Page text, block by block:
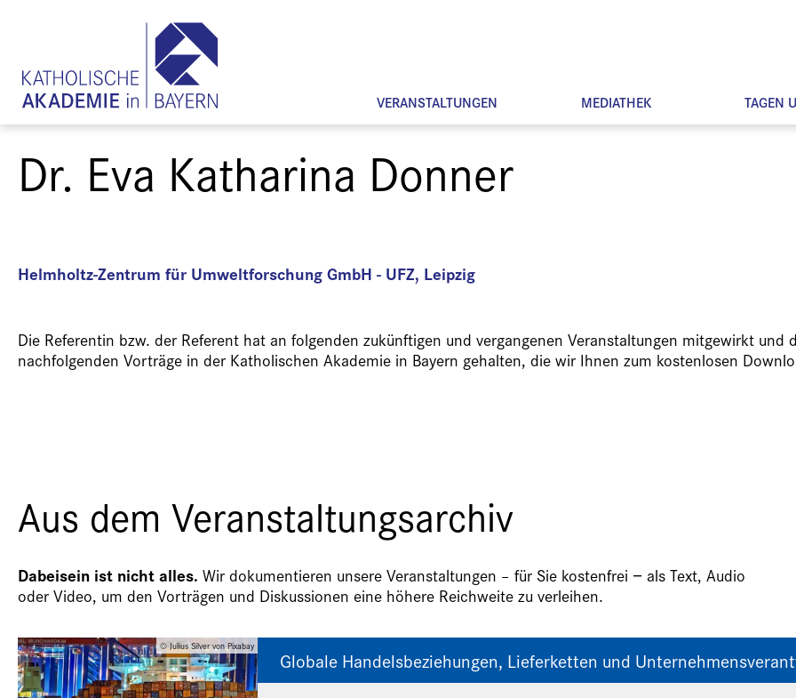
VERANSTALTUNGEN MEDIATHEK TAGEN
Dr. Eva Katharina Donner
Helmholtz-Zentrum für Umweltforschung GmbH - UFZ, Leipzig
Die Referentin bzw. der Referent hat an folgenden zukünftigen und vergangenen Veranstaltungen mitgewirkt und
nachfolgenden Vorträge in der Katholischen Akademie in Bayern gehalten, die wir Ihnen zum kostenlosen
Aus dem Veranstaltungsarchiv
Dabeisein ist nicht alles. Wir dokumentieren unsere Veranstaltungen – für Sie kostenfrei − als Text, Audio
oder Video, um den Vorträgen und Diskussionen eine höhere Reichweite zu verleihen.
© Julius Silver von Pixabay
Globale Handelsbeziehungen, Lieferketten und